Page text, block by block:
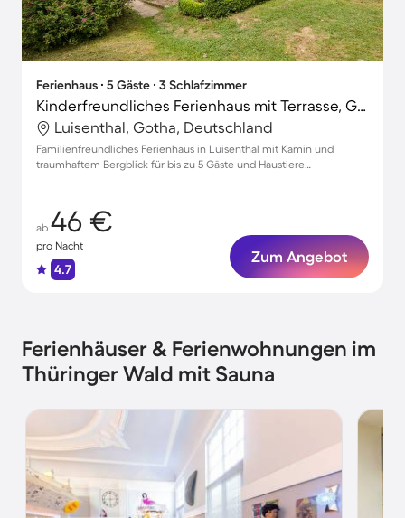
Ferienhaus ∙ 5 Gäste ∙ 3 Schlafzimmer
Kinderfreundliches Ferienhaus mit Terrasse, Grill und Garten | Naturblick | Haustierfreundlich
Luisenthal, Gotha, Deutschland
Familienfreundliches Ferienhaus in Luisenthal mit Kamin und
traumhaftem Bergblick für bis zu 5 Gäste und Haustiere
ab 46 €
pro Nacht
4.7
Zum Angebot
Ferienhäuser & Ferienwohnungen im
Thüringer Wald mit Sauna